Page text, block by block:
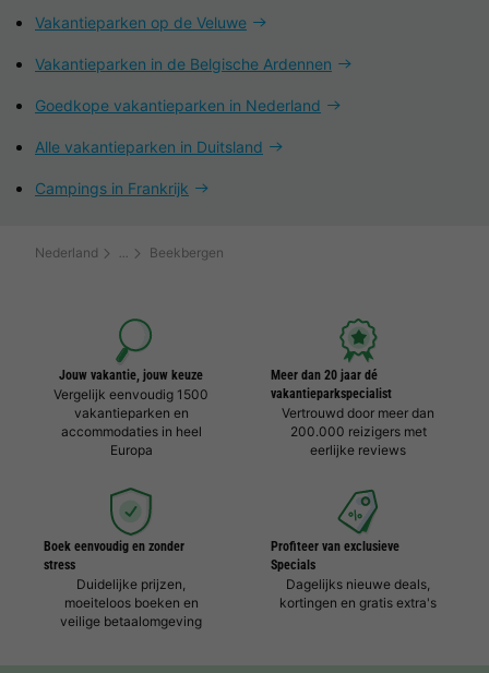
Vakantieparken op de Veluwe
Vakantieparken in de Belgische Ardennen
Goedkope vakantieparken in Nederland
Alle vakantieparken in Duitsland
Campings in Frankrijk
Nederland Beekbergen
Jouw vakantie, jouw keuze
Vergelijk eenvoudig 1500
vakantieparken en
accommodaties in heel
Europa
Meer dan 20 jaar dé
vakantieparkspecialist
Vertrouwd door meer dan
200.000 reizigers met
eerlijke reviews
Boek eenvoudig en zonder
stress
Duidelijke prijzen,
moeiteloos boeken en
veilige betaalomgeving
Profiteer van exclusieve
Specials
Dagelijks nieuwe deals,
kortingen en gratis extra's